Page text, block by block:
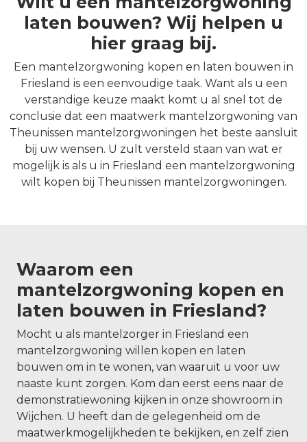
laten bouwen? Wij helpen u
hier graag bij.
Een mantelzorgwoning kopen en laten bouwen in
Friesland is een eenvoudige taak. Want als u een
verstandige keuze maakt komt u al snel tot de
conclusie dat een maatwerk mantelzorgwoning van
Theunissen mantelzorgwoningen het beste aansluit
bij uw wensen. U zult versteld staan van wat er
mogelijk is als u in Friesland een mantelzorgwoning
wilt kopen bij Theunissen mantelzorgwoningen.
Waarom een
mantelzorgwoning kopen en
laten bouwen in Friesland?
Mocht u als mantelzorger in Friesland een
mantelzorgwoning willen kopen en laten
bouwen om in te wonen, van waaruit u voor uw
naaste kunt zorgen. Kom dan eerst eens naar de
demonstratiewoning kijken in onze showroom in
Wijchen. U heeft dan de gelegenheid om de
maatwerkmogelijkheden te bekijken, en zelf zien